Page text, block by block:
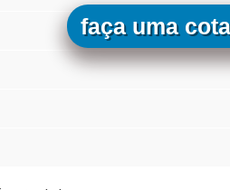
faça uma